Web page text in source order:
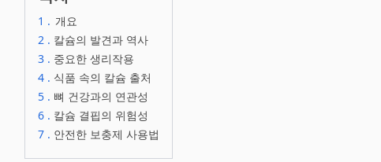
1 . 개요
2 . 칼슘의 발견과 역사
3 . 중요한 생리작용
4 . 식품 속의 칼슘 출처
5 . 뼈 건강과의 연관성
6 . 칼슘 결핍의 위험성
7 . 안전한 보충제 사용법